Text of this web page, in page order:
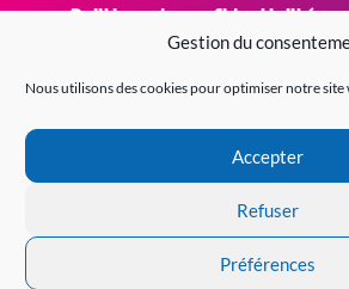
Gestion du
Nous utilisons des cookies pour optimiser notre site
Accepter
Refuser
Préférences
Politique de confidentialité
Politique de cookies (EU)
Contact
Copyright © 2021-2022 Brabo France.